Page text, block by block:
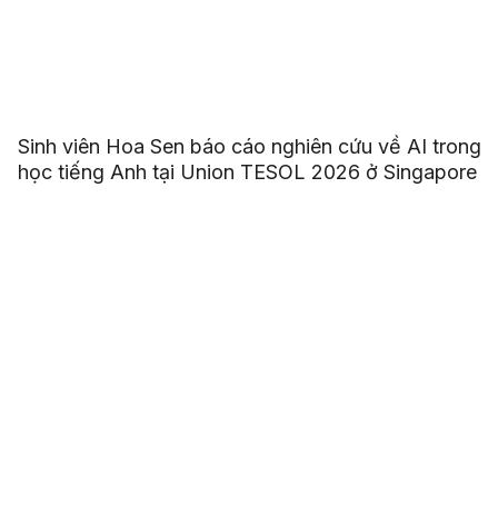
Sinh viên Hoa Sen báo cáo nghiên cứu về AI trong
học tiếng Anh tại Union TESOL 2026 ở Singapore